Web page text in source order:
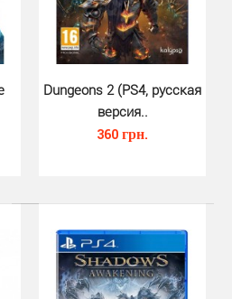
250 грн.
Dungeons 2 (PS4, русская
версия..
360 грн.